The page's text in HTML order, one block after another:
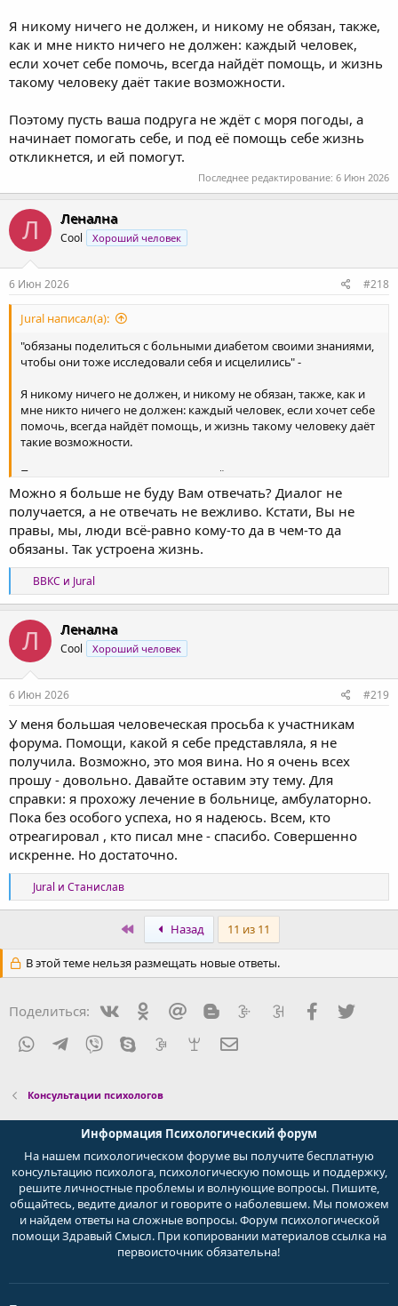
Я никому ничего не должен, и никому не обязан, также,
как и мне никто ничего не должен: каждый человек,
если хочет себе помочь, всегда найдёт помощь, и жизнь
такому человеку даёт такие возможности.
Поэтому пусть ваша подруга не ждёт с моря погоды, а
начинает помогать себе, и под её помощь себе жизнь
откликнется, и ей помогут.
Последнее редактирование: 6 Июн 2026
Л Ленална
Cool Хороший человек
6 Июн 2026 #218
Jural написал(а):
"обязаны поделиться с больными диабетом своими знаниями,
чтобы они тоже исследовали себя и исцелились" -
Я никому ничего не должен, и никому не обязан, также, как и
мне никто ничего не должен: каждый человек, если хочет себе
помочь, всегда найдёт помощь, и жизнь такому человеку даёт
такие возможности.
Поэтому пусть ваша подруга не ждёт с моря погоды, а
начинает помогать себе, и под её помощь себе жизнь
откликнется, и ей помогут.
Можно я больше не буду Вам отвечать? Диалог не
получается, а не отвечать не вежливо. Кстати, Вы не
правы, мы, люди всё-равно кому-то да в чем-то да
обязаны. Так устроена жизнь.
Р
е
а
к
ц
и
и
:
ВВКС и Jural
Л Ленална
Cool Хороший человек
6 Июн 2026 #219
У меня большая человеческая просьба к участникам
форума. Помощи, какой я себе представляла, я не
получила. Возможно, это моя вина. Но я очень всех
прошу - довольно. Давайте оставим эту тему. Для
справки: я прохожу лечение в больнице, амбулаторно.
Пока без особого успеха, но я надеюсь. Всем, кто
отреагировал , кто писал мне - спасибо. Совершенно
искренне. Но достаточно.
Р
е
а
и
Jural и Станислав
First Назад 11 из 11
В этой теме нельзя размещать новые ответы.
Поделиться: VkontakteOdnoklassniki
Mail.ru BloggerLiveinternetLivejournalFacebook
WhatsAppTelegram
Viber Skype Gmail yahoomail
Консультации психологов
Информация Психологический форум
На нашем психологическом форуме вы получите бесплатную
консультацию психолога, психологическую помощь и поддержку,
решите личностные проблемы и волнующие вопросы. Пишите,
общайтесь, ведите диалог и говорите о наболевшем. Мы поможем
и найдем ответы на сложные вопросы. Форум психологической
помощи Здравый Смысл. При копировании материалов ссылка на
первоисточник обязательна!